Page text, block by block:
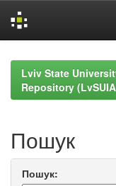
navigationLviv State
Repository
Пошук
Пошук: